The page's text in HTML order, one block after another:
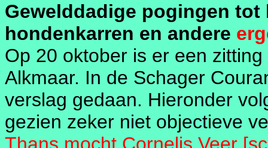
Gewelddadige pogingen
hondenkarren en andere
Op 20 oktober is er een
Alkmaar. In de Schager
verslag gedaan. Hieronder
gezien zeker niet objectieve